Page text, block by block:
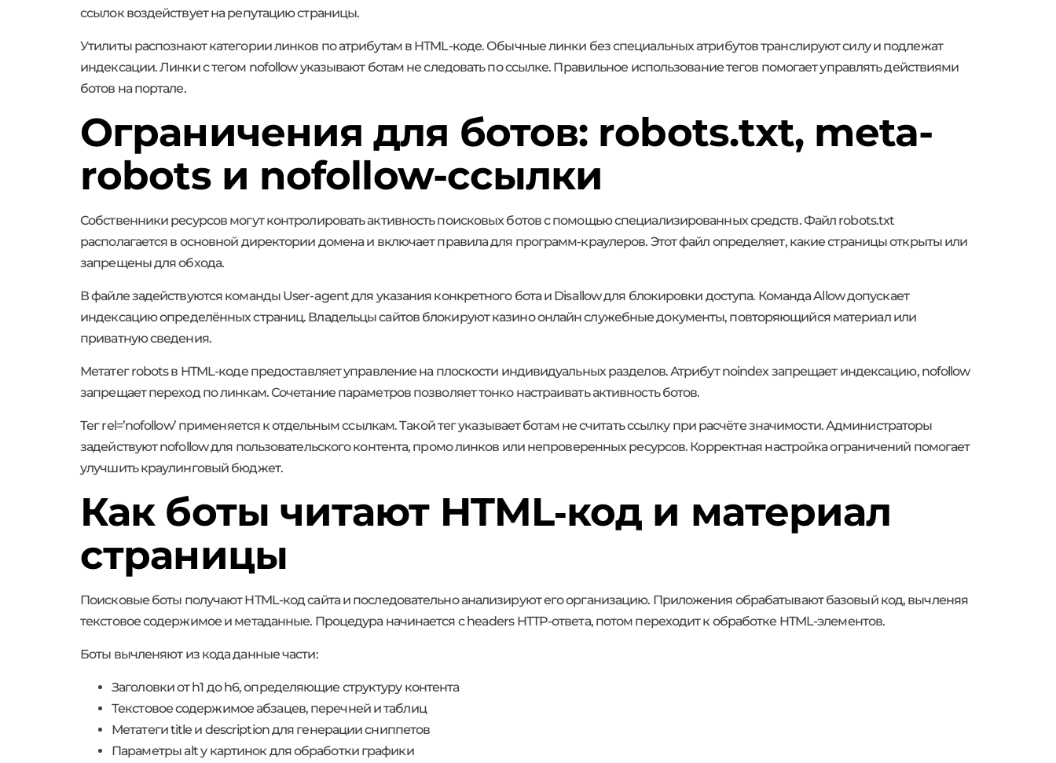
ссылок воздействует на репутацию страницы.
Утилиты распознают категории линков по атрибутам в HTML-коде. Обычные линки без специальных атрибутов транслируют силу и подлежат
индексации. Линки с тегом nofollow указывают ботам не следовать по ссылке. Правильное использование тегов помогает управлять действиями
ботов на портале.
Ограничения для ботов: robots.txt, meta-
robots и nofollow-ссылки
Собственники ресурсов могут контролировать активность поисковых ботов с помощью специализированных средств. Файл robots.txt
располагается в основной директории домена и включает правила для программ-краулеров. Этот файл определяет, какие страницы открыты или
запрещены для обхода.
В файле задействуются команды User-agent для указания конкретного бота и Disallow для блокировки доступа. Команда Allow допускает
индексацию определённых страниц. Владельцы сайтов блокируют казино онлайн служебные документы, повторяющийся материал или
приватную сведения.
Метатег robots в HTML-коде предоставляет управление на плоскости индивидуальных разделов. Атрибут noindex запрещает индексацию, nofollow
запрещает переход по линкам. Сочетание параметров позволяет тонко настраивать активность ботов.
Тег rel=’nofollow’ применяется к отдельным ссылкам. Такой тег указывает ботам не считать ссылку при расчёте значимости. Администраторы
задействуют nofollow для пользовательского контента, промо линков или непроверенных ресурсов. Корректная настройка ограничений помогает
улучшить краулинговый бюджет.
Как боты читают HTML‑код и материал
страницы
Поисковые боты получают HTML-код сайта и последовательно анализируют его организацию. Приложения обрабатывают базовый код, вычленяя
текстовое содержимое и метаданные. Процедура начинается с headers HTTP-ответа, потом переходит к обработке HTML-элементов.
Боты вычленяют из кода данные части:
Заголовки от h1 до h6, определяющие структуру контента
Текстовое содержимое абзацев, перечней и таблиц
Метатеги title и description для генерации сниппетов
Параметры alt у картинок для обработки графики